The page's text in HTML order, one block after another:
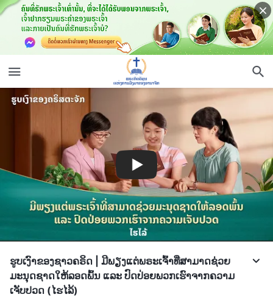
ຮູບເງົາຂອງຊາວຄຣິດ | ມີພຽງແຕ່ພຣະເຈົ້າທີ່ສາມາດຊ່ວຍ
ມະນຸດຊາດໃຫ້ລອດພົ້ນ ແລະ ປົດປ່ອຍພວກເຮົາຈາກຄວາມ
ເຈັບປວດ (ໄຮໄລ້)